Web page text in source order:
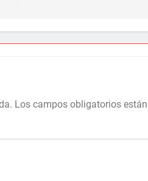
Los campos obligatorios